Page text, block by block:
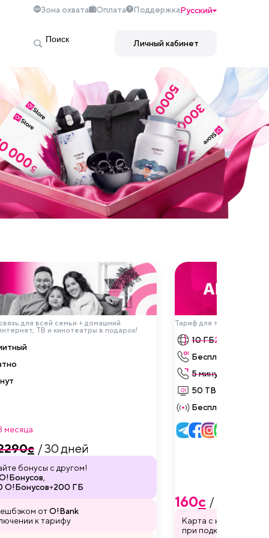
Зона охвата Оплата ПоддержкаРусский
Личный кабинет
для всей семьи + домашний
ТВ и кинотеатры в подарок!
месяца
c / 30 дней
бонусы с другом!
О!Бонусов+200 ГБ
отO!Bank
к тарифу
Тариф для твоего
10 ГБ20 ГБ
Бесплатно
5 минут
50 ТВ-каналов
Бесплатная
160c / 1 неделя
Карта с кешбэком от
при подключении к